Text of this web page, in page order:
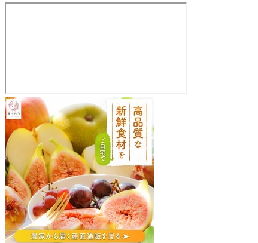
農
産
物
直
売
所
586-
0054
大
阪
府
河